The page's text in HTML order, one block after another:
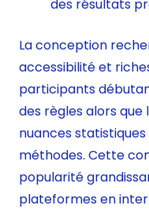
des résultats
La conception
accessibilité et
participants
des règles alors
nuances
méthodes. Cette
popularité
plateformes en